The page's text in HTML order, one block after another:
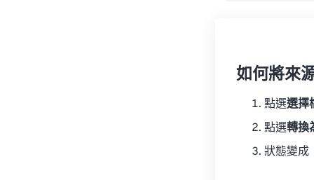
如何將來
點選選擇
點選轉換
狀態變成